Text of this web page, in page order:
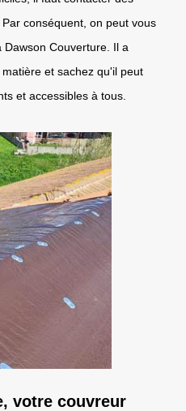
conséquent, on peut vous
Couverture. Il a
et sachez qu'il peut
et accessibles à tous.
votre couvreur